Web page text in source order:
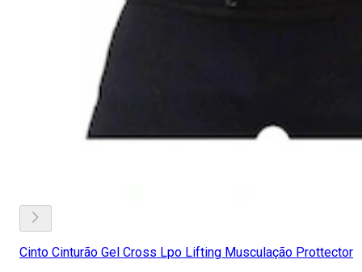
Cinto Cinturão Gel Cross Lpo Lifting Musculação Prottector